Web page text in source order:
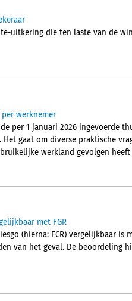
uitkering die ten laste van de
werknemer
per 1 januari 2026 ingevoerde
gaat om diverse praktische
werkland gevolgen
met FGR
(hierna: FCR) vergelijkbaar is
van het geval. De beoordeling